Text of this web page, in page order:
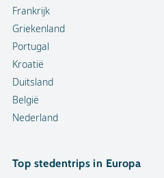
Frankrijk
Griekenland
Portugal
Kroatië
Duitsland
België
Nederland
Top stedentrips in Europa